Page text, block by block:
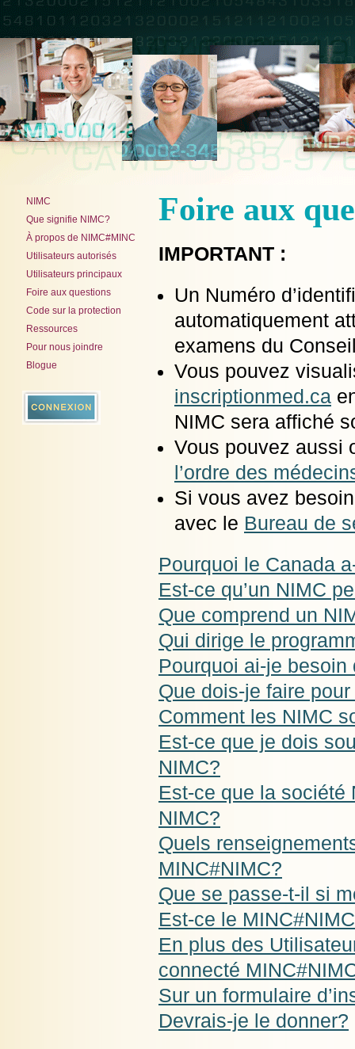
NIMC
Que signifie NIMC?
À propos de NIMC#MINC
Utilisateurs autorisés
Utilisateurs principaux
Foire aux questions
Code sur la protection
Ressources
Pour nous joindre
Blogue
Foire aux
IMPORTANT :
Un Numéro
automatiquement
examens du
Vous pouvez
inscriptionmed.ca
NIMC sera affiché
Vous pouvez aussi
l’ordre des
Si vous avez
avec le Bureau de
Pourquoi le Canada
Est-ce qu’un NIMC
Que comprend un
Qui dirige le
Pourquoi ai-je besoin
Que dois-je faire
Comment les NIMC
Est-ce que je dois
NIMC?
Est-ce que la société
NIMC?
Quels
MINC#NIMC?
Que se passe-t-il si
Est-ce le
En plus des
connecté
Sur un formulaire
Devrais-je le donner?